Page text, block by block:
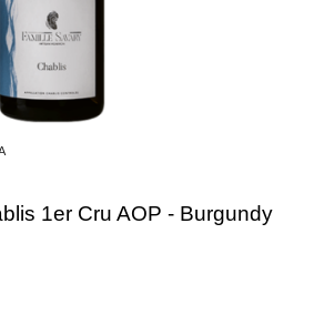
1er Cru AOP - Burgundy